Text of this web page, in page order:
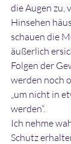
die Augen zu,
Hinsehen
schauen die
äußerlich
Folgen der
werden noch
„um nicht in
werden“.
Ich nehme
Schutz